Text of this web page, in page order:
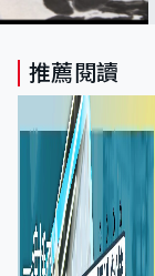
推薦閱讀